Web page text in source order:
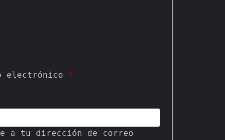
electrónico *
a tu dirección de correo